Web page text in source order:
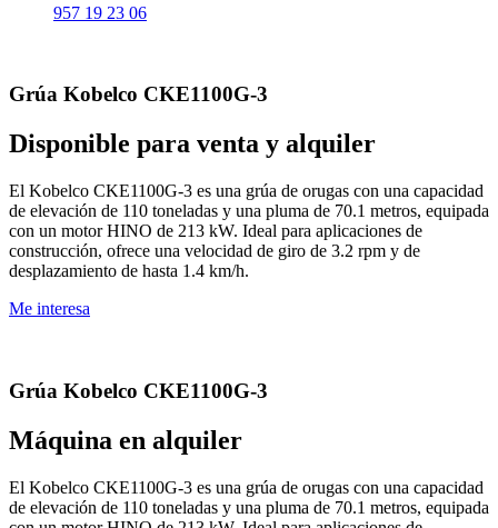
957 19 23 06
Grúa Kobelco CKE1100G-3
Disponible para venta y alquiler
El Kobelco CKE1100G-3 es una grúa de orugas con una capacidad
de elevación de 110 toneladas y una pluma de 70.1 metros, equipada
con un motor HINO de 213 kW. Ideal para aplicaciones de
construcción, ofrece una velocidad de giro de 3.2 rpm y de
desplazamiento de hasta 1.4 km/h.
Me interesa
Grúa Kobelco CKE1100G-3
Máquina en alquiler
El Kobelco CKE1100G-3 es una grúa de orugas con una capacidad
de elevación de 110 toneladas y una pluma de 70.1 metros, equipada